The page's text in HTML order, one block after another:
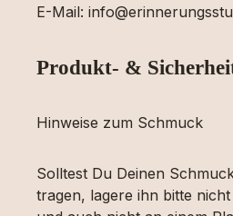
E-Mail:
Produkt- &
Hinweise zum Schmuck
Solltest Du Deinen
tragen, lagere ihn bitte